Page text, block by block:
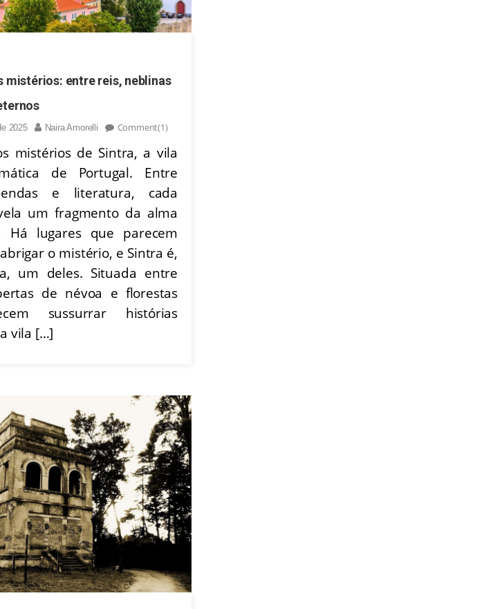
mistérios: entre reis, neblinas
2025 Naira Amorelli Comment(1)
mistérios de Sintra, a vila
de Portugal. Entre
e literatura, cada
um fragmento da alma
Há lugares que parecem
o mistério, e Sintra é,
um deles. Situada entre
de névoa e florestas
sussurrar histórias
vila […]